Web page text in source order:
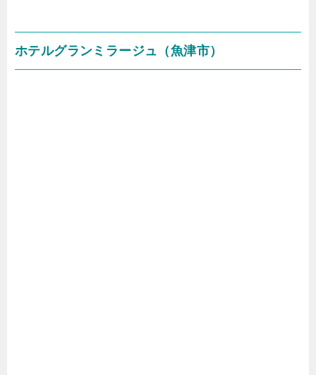
ホテルグランミラージュ（魚津市）